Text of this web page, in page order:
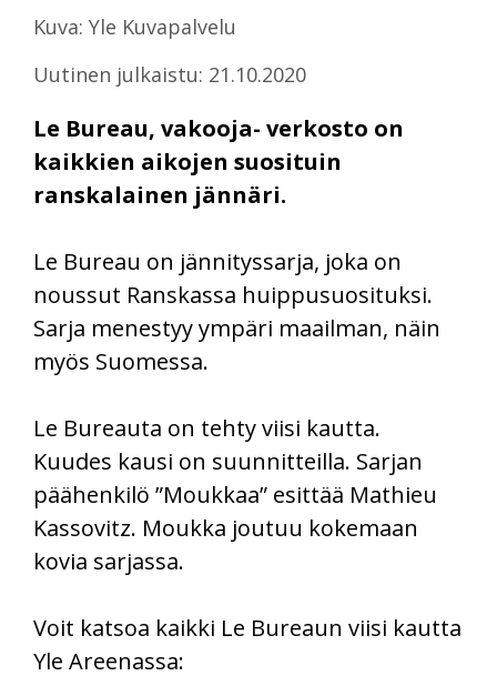
Kuva: Yle Kuvapalvelu
Uutinen julkaistu: 21.10.2020
Le Bureau, vakooja- verkosto on
kaikkien aikojen suosituin
ranskalainen jännäri.
Le Bureau on jännityssarja, joka on
noussut Ranskassa huippusuosituksi.
Sarja menestyy ympäri maailman, näin
myös Suomessa.
Le Bureauta on tehty viisi kautta.
Kuudes kausi on suunnitteilla. Sarjan
päähenkilö ”Moukkaa” esittää Mathieu
Kassovitz. Moukka joutuu kokemaan
kovia sarjassa.
Voit katsoa kaikki Le Bureaun viisi kautta
Yle Areenassa: